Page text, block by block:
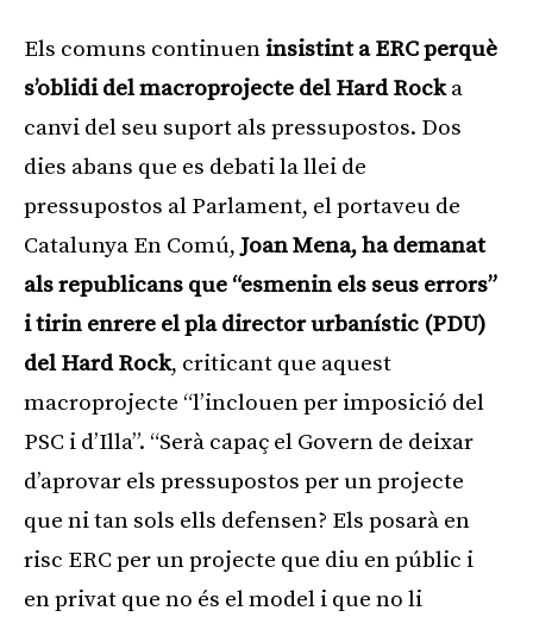
Els comuns continueninsistint a ERC perquè
s’oblidi del macroprojecte del Hard Rocka
canvi del seu suport als pressupostos. Dos
dies abans que es debati la llei de
pressupostos al Parlament, el portaveu de
Catalunya En Comú,Joan Mena, ha demanat
als republicans que “esmenin els seus errors”
i tirin enrere el pla director urbanístic (PDU)
del Hard Rock, criticant que aquest
macroprojecte “l’inclouen per imposició del
PSC i d’Illa”. “Serà capaç el Govern de deixar
d’aprovar els pressupostos per un projecte
que ni tan sols ells defensen? Els posarà en
risc ERC per un projecte que diu en públic i
en privat que no és el model i que no li